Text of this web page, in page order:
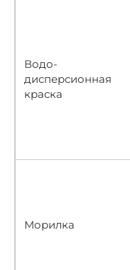
Водо-
дисперсионная
краска
Морилка